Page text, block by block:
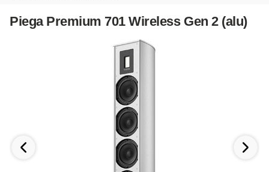
Piega Premium 701 Wireless Gen 2 (alu)